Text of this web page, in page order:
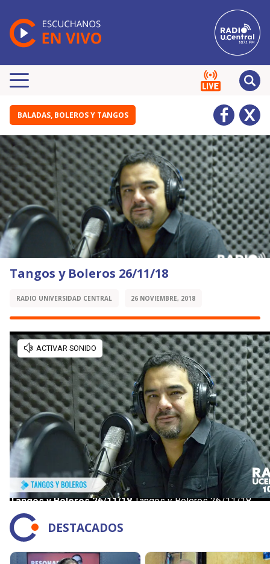
BALADAS, BOLEROS Y TANGOS
Tangos y Boleros 26/11/18
RADIO UNIVERSIDAD CENTRAL 26 NOVIEMBRE, 2018
DESTACADOS